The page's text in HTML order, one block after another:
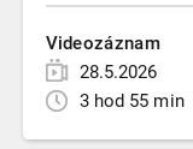
Videozáznam
28.5.2026
3 hod 55 min